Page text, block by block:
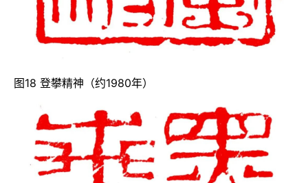
图18 登攀精神（约1980年）